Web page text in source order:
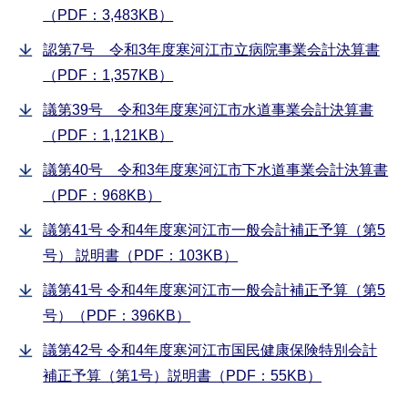
（PDF：3,483KB）
認第7号 令和3年度寒河江市立病院事業会計決算書
（PDF：1,357KB）
議第39号 令和3年度寒河江市水道事業会計決算書
（PDF：1,121KB）
議第40号 令和3年度寒河江市下水道事業会計決算書
（PDF：968KB）
議第41号 令和4年度寒河江市一般会計補正予算（第5
号） 説明書（PDF：103KB）
議第41号 令和4年度寒河江市一般会計補正予算（第5
号）（PDF：396KB）
議第42号 令和4年度寒河江市国民健康保険特別会計
補正予算（第1号）説明書（PDF：55KB）